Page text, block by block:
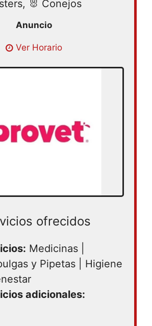
🐰 Conejos
17:00 | Martes 09:00 –
| Viernes 09:00 – 17:00 |
Ver Horario
ofrecidos
Medicinas |
y Pipetas | Higiene
adicionales: